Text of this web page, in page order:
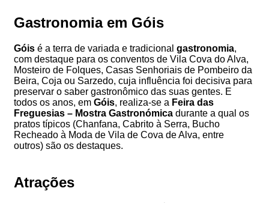
Gastronomia em Góis
Góis é a terra de variada e tradicional gastronomia,
com destaque para os conventos de Vila Cova do Alva,
Mosteiro de Folques, Casas Senhoriais de Pombeiro da
Beira, Coja ou Sarzedo, cuja influência foi decisiva para
preservar o saber gastronômico das suas gentes. E
todos os anos, em Góis, realiza-se a Feira das
Freguesias – Mostra Gastronómica durante a qual os
pratos típicos (Chanfana, Cabrito à Serra, Bucho
Recheado à Moda de Vila de Cova de Alva, entre
outros) são os destaques.
Atrações